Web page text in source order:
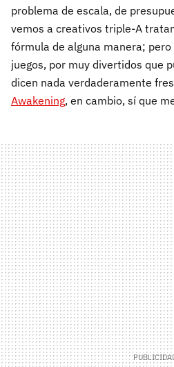
problema de escala, de
vemos a creativos triple-A
fórmula de alguna manera;
juegos, por muy divertidos que
dicen nada verdaderamente
Awakening, en cambio, sí que